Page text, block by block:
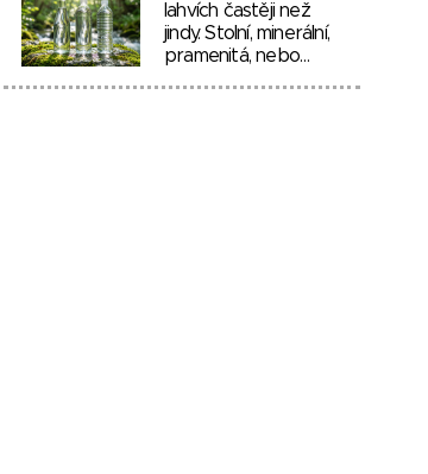
lahvích častěji než
jindy. Stolní, minerální,
pramenitá, nebo…